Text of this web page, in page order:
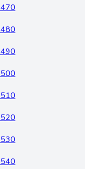
470
480
490
500
510
520
530
540